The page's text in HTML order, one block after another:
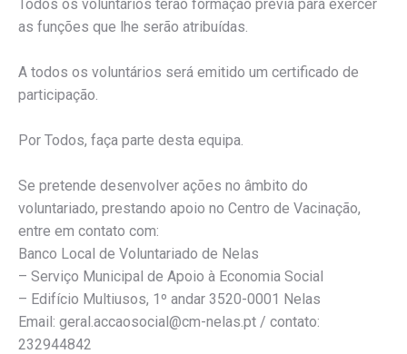
Todos os voluntários terão formação prévia para exercer
as funções que lhe serão atribuídas.
A todos os voluntários será emitido um certificado de
participação.
Por Todos, faça parte desta equipa.
Se pretende desenvolver ações no âmbito do
voluntariado, prestando apoio no Centro de Vacinação,
entre em contato com:
Banco Local de Voluntariado de Nelas
– Serviço Municipal de Apoio à Economia Social
– Edifício Multiusos, 1º andar 3520-0001 Nelas
Email: geral.accaosocial@cm-nelas.pt / contato:
232944842